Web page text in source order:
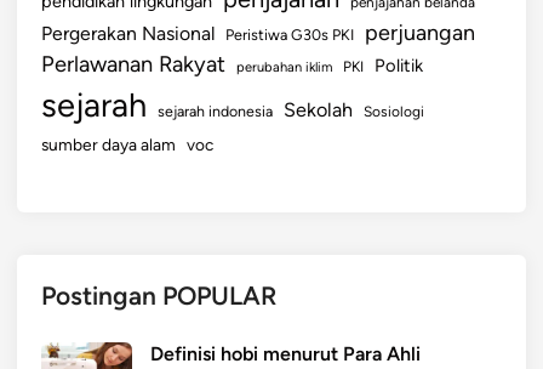
Pergerakan Nasional Peristiwa G30s PKI perjuangan
Perlawanan Rakyat perubahan iklim PKI Politik
sejarah sejarah indonesia Sekolah Sosiologi
sumber daya alam voc
Postingan POPULAR
Definisi hobi menurut Para Ahli